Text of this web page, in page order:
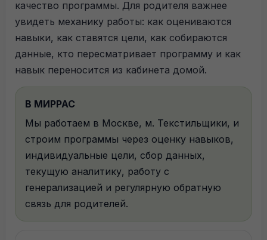
качество программы. Для родителя важнее
увидеть механику работы: как оцениваются
навыки, как ставятся цели, как собираются
данные, кто пересматривает программу и как
навык переносится из кабинета домой.
В МИРРАС
Мы работаем в Москве, м. Текстильщики, и
строим программы через оценку навыков,
индивидуальные цели, сбор данных,
текущую аналитику, работу с
генерализацией и регулярную обратную
связь для родителей.
Ждем вас в нашем
центре